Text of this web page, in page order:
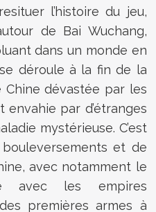
l’histoire du jeu,
de Bai Wuchang,
dans un monde en
déroule à la fin de la
Chine dévastée par les
par d’étranges
mystérieuse. C’est
et de
avec notamment le
avec les empires
premières armes à